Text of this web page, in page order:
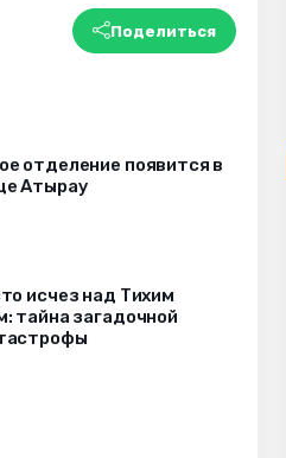
Поделиться
отделение появится в
Атырау
исчез над Тихим
тайна загадочной